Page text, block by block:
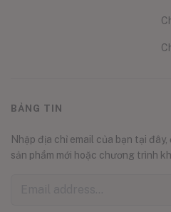
BẢNG TIN
Nhập địa chỉ email của bạn tại
sản phẩm mới hoặc chương trình